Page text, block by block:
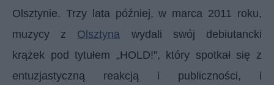
Olsztynie. Trzy lata później, w marca 2011 roku,
muzycy z Olsztyna wydali swój debiutancki
krążek pod tytułem „HOLD!”, który spotkał się z
entuzjastyczną reakcją i publiczności, i